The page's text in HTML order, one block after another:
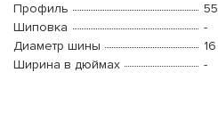
Профиль
55
Шиповка
-
Диаметр шины
16
Ширина в дюймах
-